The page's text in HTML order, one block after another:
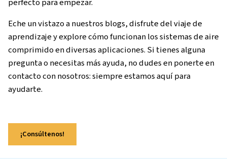
esta página, profundizará en los fundamentos
comprimido, desde comprender las
básicas de los compresores hasta explorar las
propiedades esenciales del aire comprimido
si es nuevo en el mundo del aire comprimido
desea actualizar sus conocimientos, este es el
Eche un vistazo a nuestros blogs, disfrute del
aprendizaje y explore cómo funcionan los